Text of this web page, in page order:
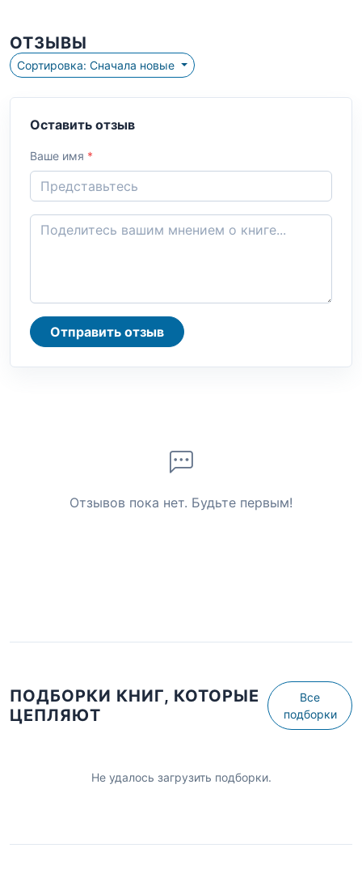
ОТЗЫВЫ
Сортировка: Сначала новые
Оставить отзыв
Ваше имя *
Отправить отзыв
Отзывов пока нет. Будьте первым!
ПОДБОРКИ КНИГ, КОТОРЫЕ
ЦЕПЛЯЮТ
Все
подборки
Не удалось загрузить подборки.